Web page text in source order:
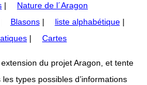
|
Nature de l´Aragon
Blasons| liste alphabétique|
| Cartes
du projet Aragon, et tente
types possibles d’informations